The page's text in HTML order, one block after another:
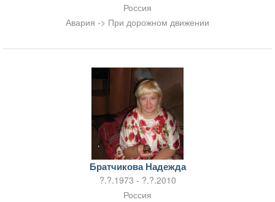
Россия
Авария -> При дорожном движении
Братчикова Надежда
?.?.1973 - ?.?.2010
Россия